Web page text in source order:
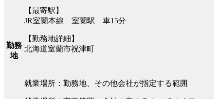
勤務
地
【最寄駅】
JR室蘭本線 室蘭駅 車15分
【勤務地詳細】
北海道室蘭市祝津町
就業場所：勤務地、その他会社が指定する範囲